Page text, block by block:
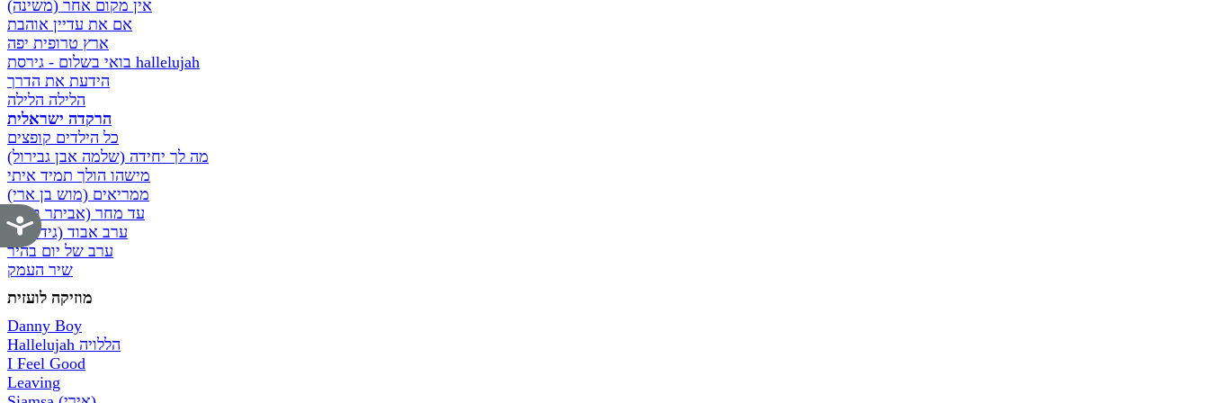
אין מקום אחר (משינה)
אם את עדיין אוהבת
ארץ טרופית יפה
בואי בשלום - גירסת hallelujah
הידעת את הדרך
הלילה הלילה
הרקדה ישראלית
כל הילדים קופצים
מה לך יחידה (שלמה אבן גבירול)
מישהו הולך תמיד איתי
ממריאים (מוש בן ארי)
עד מחר (אביתר בנאי)
ערב אבוד (גידי גוב)
ערב של יום בהיר
שיר העמק
מוזיקה לועזית
Danny Boy
Hallelujah הללויה
I Feel Good
Leaving